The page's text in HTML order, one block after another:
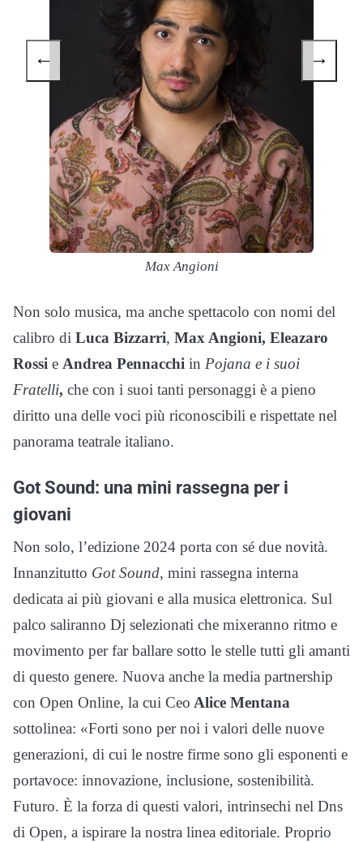
Max Angioni
← →
Non solo musica, ma anche spettacolo con nomi del
calibro di Luca Bizzarri, Max Angioni, Eleazaro
Rossi e Andrea Pennacchi in Pojana e i suoi
Fratelli, che con i suoi tanti personaggi è a pieno
diritto una delle voci più riconoscibili e rispettate nel
panorama teatrale italiano.
Got Sound: una mini rassegna per i
giovani
Non solo, l’edizione 2024 porta con sé due novità.
Innanzitutto Got Sound, mini rassegna interna
dedicata ai più giovani e alla musica elettronica. Sul
palco saliranno Dj selezionati che mixeranno ritmo e
movimento per far ballare sotto le stelle tutti gli amanti
di questo genere. Nuova anche la media partnership
con Open Online, la cui Ceo Alice Mentana
sottolinea: «Forti sono per noi i valori delle nuove
generazioni, di cui le nostre firme sono gli esponenti e
portavoce: innovazione, inclusione, sostenibilità.
Futuro. È la forza di questi valori, intrinsechi nel Dns
di Open, a ispirare la nostra linea editoriale. Proprio